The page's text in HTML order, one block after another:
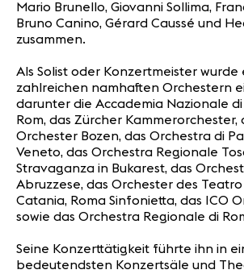
Mario Brunello, Giovanni Sollima,
Bruno Canino, Gérard Caussé und
zusammen.
Als Solist oder Konzertmeister wurde
zahlreichen namhaften Orchestern
darunter die Accademia Nazionale di
Rom, das Zürcher Kammerorchester,
Orchester Bozen, das Orchestra di
Veneto, das Orchestra Regionale
Stravaganza in Bukarest, das
Abruzzese, das Orchester des Teatro
Catania, Roma Sinfonietta, das ICO
sowie das Orchestra Regionale di
Seine Konzerttätigkeit führte ihn in
bedeutendsten Konzertsäle und